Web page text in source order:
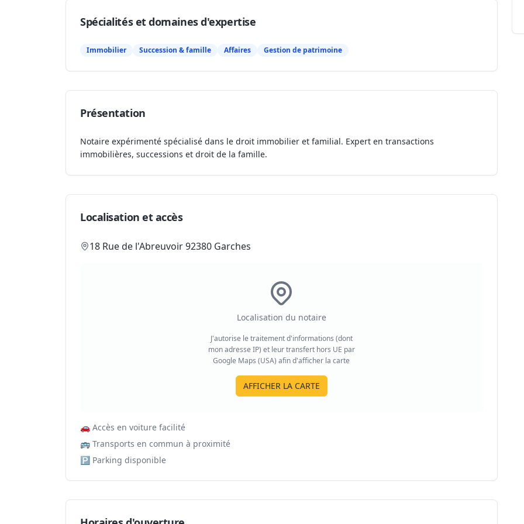
Spécialités et domaines d'expertise
Immobilier Succession & famille Affaires Gestion de patrimoine
Présentation
Notaire expérimenté spécialisé dans le droit immobilier et familial. Expert en transactions
immobilières, successions et droit de la famille.
Localisation et accès
18 Rue de l'Abreuvoir 92380 Garches
Localisation du notaire
J'autorise le traitement d'informations (dont
mon adresse IP) et leur transfert hors UE par
Google Maps (USA) afin d'afficher la carte
AFFICHER LA CARTE
🚗 Accès en voiture facilité
🚌 Transports en commun à proximité
🅿️ Parking disponible